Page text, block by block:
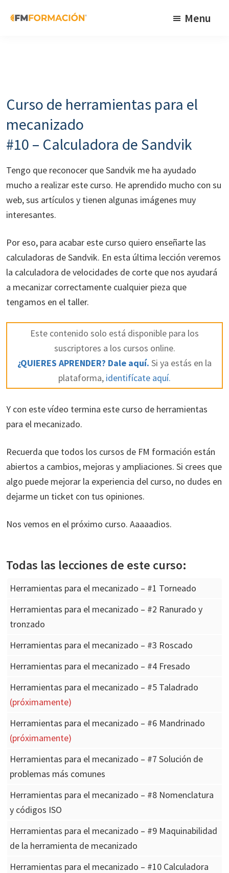
Menu
Curso de herramientas para el
mecanizado
#10 – Calculadora de Sandvik
Tengo que reconocer que Sandvik me ha ayudado
mucho a realizar este curso. He aprendido mucho con su
web, sus artículos y tienen algunas imágenes muy
interesantes.
Por eso, para acabar este curso quiero enseñarte las
calculadoras de Sandvik. En esta última lección veremos
la calculadora de velocidades de corte que nos ayudará
a mecanizar correctamente cualquier pieza que
tengamos en el taller.
Este contenido solo está disponible para los
suscriptores a los cursos online.
¿QUIERES APRENDER? Dale aquí. Si ya estás en la
plataforma, identifícate aquí.
Y con este vídeo termina este curso de herramientas
para el mecanizado.
Recuerda que todos los cursos de FM formación están
abiertos a cambios, mejoras y ampliaciones. Si crees que
algo puede mejorar la experiencia del curso, no dudes en
dejarme un ticket con tus opiniones.
Nos vemos en el próximo curso. Aaaaadios.
Todas las lecciones de este curso:
Herramientas para el mecanizado – #1 Torneado
Herramientas para el mecanizado – #2 Ranurado y
tronzado
Herramientas para el mecanizado – #3 Roscado
Herramientas para el mecanizado – #4 Fresado
Herramientas para el mecanizado – #5 Taladrado
(próximamente)
Herramientas para el mecanizado – #6 Mandrinado
(próximamente)
Herramientas para el mecanizado – #7 Solución de
problemas más comunes
Herramientas para el mecanizado – #8 Nomenclatura
y códigos ISO
Herramientas para el mecanizado – #9 Maquinabilidad
de la herramienta de mecanizado
Herramientas para el mecanizado – #10 Calculadora